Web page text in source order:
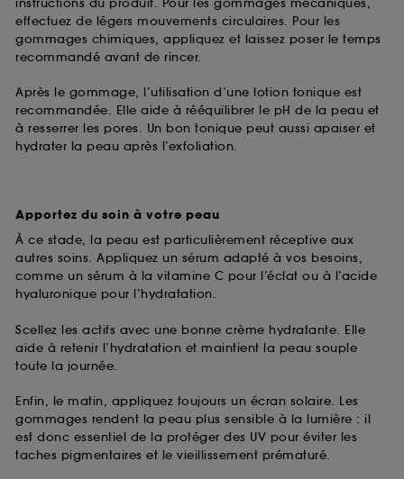
effectuez de légers mouvements circulaires. Pour les
gommages chimiques, appliquez et laissez poser le temps
recommandé avant de rincer.
Après le gommage, l’utilisation d’une lotion tonique est
recommandée. Elle aide à rééquilibrer le pH de la peau et
à resserrer les pores. Un bon tonique peut aussi apaiser et
hydrater la peau après l’exfoliation.
Apportez du soin à votre peau
À ce stade, la peau est particulièrement réceptive aux
autres soins. Appliquez un sérum adapté à vos besoins,
comme un sérum à la vitamine C pour l’éclat ou à l’acide
hyaluronique pour l’hydratation.
Scellez les actifs avec une bonne crème hydratante. Elle
aide à retenir l’hydratation et maintient la peau souple
toute la journée.
Enfin, le matin, appliquez toujours un écran solaire. Les
gommages rendent la peau plus sensible à la lumière : il
est donc essentiel de la protéger des UV pour éviter les
taches pigmentaires et le vieillissement prématuré.